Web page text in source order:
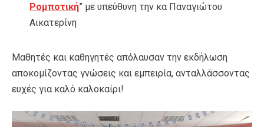
Ρομποτική” με υπεύθυνη την κα Παναγιώτου
Αικατερίνη
Μαθητές και καθηγητές απόλαυσαν την εκδήλωση
αποκομίζοντας γνώσεις και εμπειρία, ανταλλάσσοντας
ευχές για καλό καλοκαίρι!